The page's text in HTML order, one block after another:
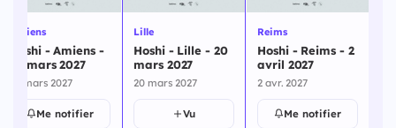
Amiens
Hoshi - Amiens -
19 mars 2027
19 mars 2027
Me notifier
Lille
Hoshi - Lille - 20
mars 2027
20 mars 2027
Vu
Reims
Hoshi - Reims - 2
avril 2027
2 avr. 2027
Me notifier